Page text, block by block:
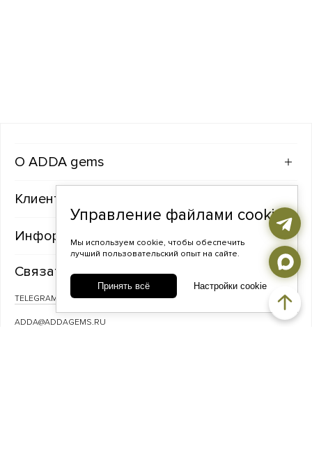
ADDA gems
Клиентам
Информация
Связаться с нами
TELEGRAM ВКОНТАКТЕ
ADDA@ADDAGEMS.RU
Управление файлами cookie
Мы используем cookie, чтобы обеспечить
лучший пользовательский опыт на сайте.
Принять всё Настройки cookie